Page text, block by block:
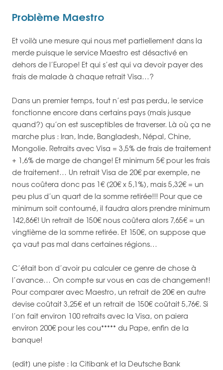
Problème Maestro
Et voilà une mesure qui nous met partiellement dans la
merde puisque le service Maestro est désactivé en
dehors de l’Europe! Et qui s’est qui va devoir payer des
frais de malade à chaque retrait Visa…?
Dans un premier temps, tout n’est pas perdu, le service
fonctionne encore dans certains pays (mais jusque
quand?) qu’on est susceptibles de traverser. Là où ça ne
marche plus : Iran, Inde, Bangladesh, Népal, Chine,
Mongolie. Retraits avec Visa = 3,5% de frais de traitement
+ 1,6% de marge de change! Et minimum 5€ pour les frais
de traitement… Un retrait Visa de 20€ par exemple, ne
nous coûtera donc pas 1€ (20€ x 5,1%), mais 5,32€ = un
peu plus d’un quart de la somme retirée!!! Pour que ce
minimum soit contourné, il faudra alors prendre minimum
142,86€! Un retrait de 150€ nous coûtera alors 7,65€ = un
vingtième de la somme retirée. Et 150€, on suppose que
ça vaut pas mal dans certaines régions…
C’était bon d’avoir pu calculer ce genre de chose à
l’avance… On compte sur vous en cas de changement!
Pour comparer avec Maestro, un retrait de 20€ en autre
devise coûtait 3,25€ et un retrait de 150€ coûtait 5,76€. Si
l’on fait environ 100 retraits avec la Visa, on paiera
environ 200€ pour les cou***** du Pape, enfin de la
banque!
[edit] une piste : la Citibank et la Deutsche Bank